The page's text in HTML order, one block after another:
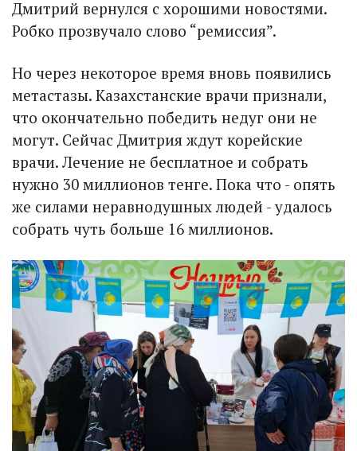
Дмитрий вернулся с хорошими новостями.
Робко прозвучало слово “ремиссия”.
Но через некоторое время вновь по­явились
метастазы. Казахстанские врачи признали,
что окончательно победить недуг они не
могут. Сейчас Дмитрия ждут корейские
врачи. Лечение не бесплатное и собрать
нужно 30 миллионов тенге. Пока что - опять
же силами неравнодушных людей - удалось
собрать чуть больше 16 миллионов.